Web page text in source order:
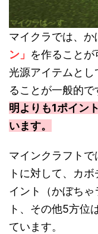
マイクラでは、か
ン」 を作ることが
光源アイテムとし
ることが一般的で
明よりも1ポイン
います。
マインクラフト
トに対して、カ
イント（かぼち
ト、その他5方位
ています。